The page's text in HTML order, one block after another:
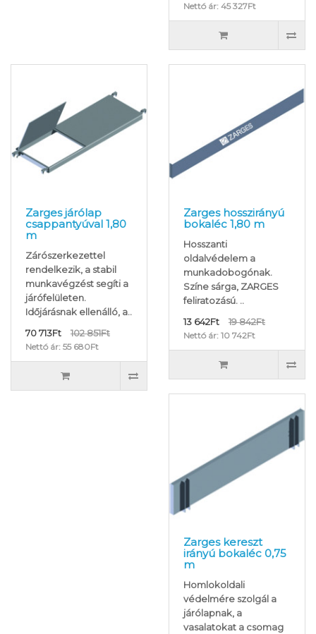
Nettó ár: 45 327Ft
Zarges járólap
csappantyúval 1,80
m
Zárószerkezettel
rendelkezik, a stabil
munkavégzést segíti a
járófelületen.
Időjárásnak ellenálló, a..
70 713Ft
102 851Ft
Nettó ár: 55 680Ft
Zarges hosszirányú
bokaléc 1,80 m
Hosszanti
oldalvédelem a
munkadobogónak.
Színe sárga, ZARGES
feliratozású. ..
13 642Ft
19 842Ft
Nettó ár: 10 742Ft
Zarges kereszt
irányú bokaléc 0,75
m
Homlokoldali
védelmére szolgál a
járólapnak, a
vasalatokat a csomag